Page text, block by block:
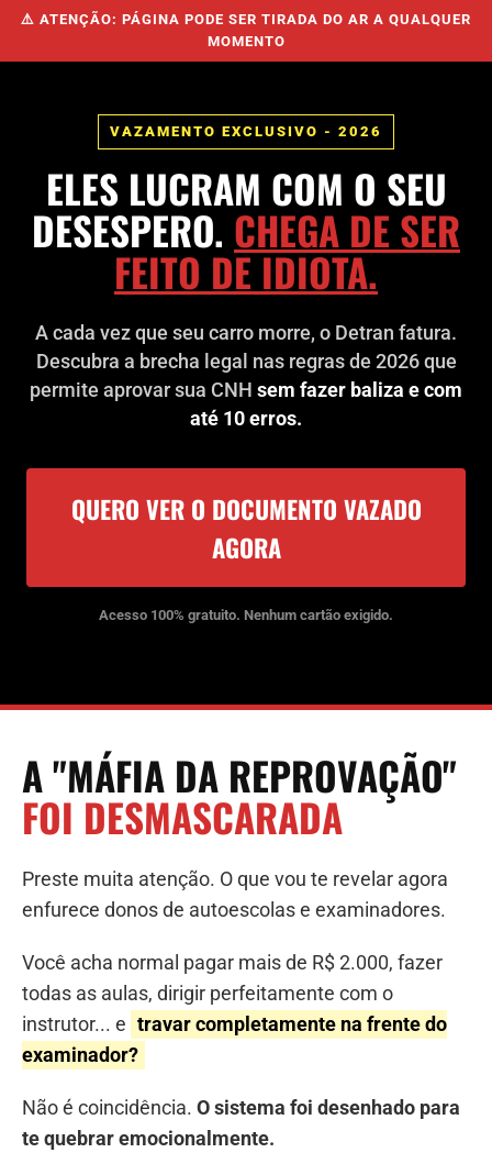
⚠️ ATENÇÃO: PÁGINA PODE SER TIRADA DO AR A QUALQUER
MOMENTO
VAZAMENTO EXCLUSIVO - 2026
ELES LUCRAM COM O SEU
DESESPERO. CHEGA DE SER
FEITO DE IDIOTA.
A cada vez que seu carro morre, o Detran fatura.
Descubra a brecha legal nas regras de 2026 que
permite aprovar sua CNH sem fazer baliza e com
até 10 erros.
QUERO VER O DOCUMENTO VAZADO
AGORA
Acesso 100% gratuito. Nenhum cartão exigido.
A "MÁFIA DA REPROVAÇÃO"
FOI DESMASCARADA
Preste muita atenção. O que vou te revelar agora
enfurece donos de autoescolas e examinadores.
Você acha normal pagar mais de R$ 2.000, fazer
todas as aulas, dirigir perfeitamente com o
instrutor... e travar completamente na frente do
examinador?
Não é coincidência. O sistema foi desenhado para
te quebrar emocionalmente.